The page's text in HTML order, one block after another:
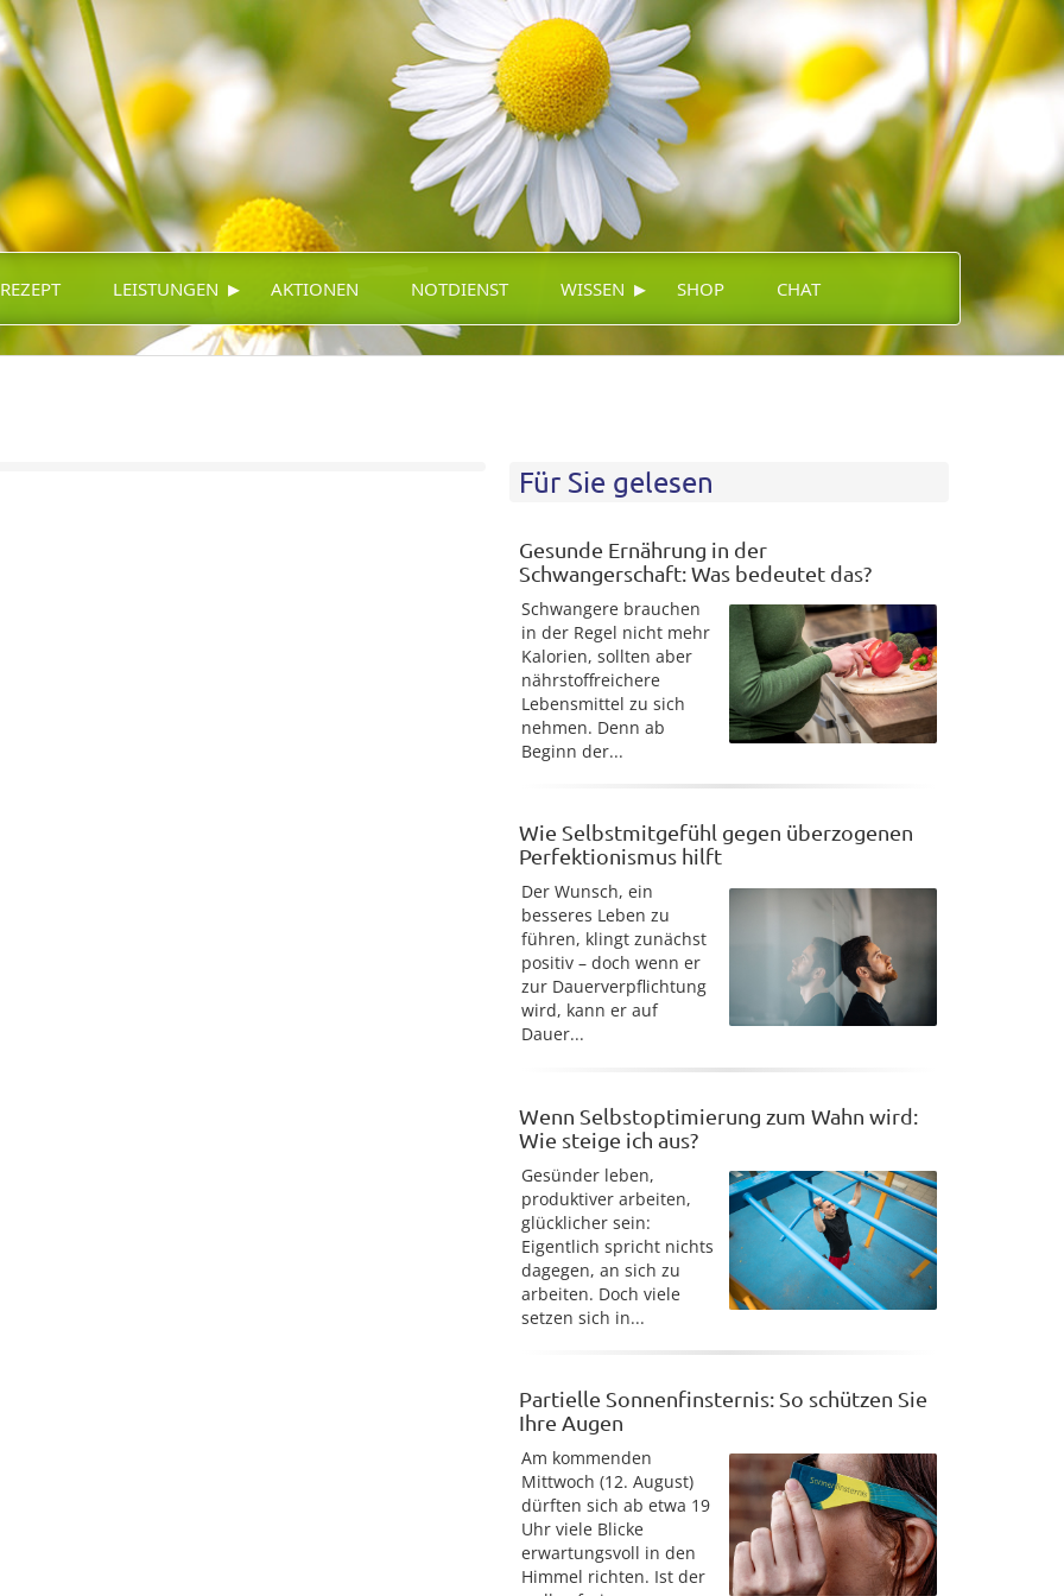
LEISTUNGEN ▸ AKTIONEN NOTDIENST WISSEN ▸ SHOP CHAT
Für Sie gelesen
Gesunde Ernährung in der
Schwangerschaft: Was bedeutet das?
Schwangere brauchen
in der Regel nicht mehr
Kalorien, sollten aber
nährstoffreichere
Lebensmittel zu sich
nehmen. Denn ab
Beginn der...
Wie Selbstmitgefühl gegen überzogenen
Perfektionismus hilft
Der Wunsch, ein
besseres Leben zu
führen, klingt zunächst
positiv – doch wenn er
zur Dauerverpflichtung
wird, kann er auf
Dauer...
Wenn Selbstoptimierung zum Wahn wird:
Wie steige ich aus?
Gesünder leben,
produktiver arbeiten,
glücklicher sein:
Eigentlich spricht nichts
dagegen, an sich zu
arbeiten. Doch viele
setzen sich in...
Partielle Sonnenfinsternis: So schützen Sie
Ihre Augen
Am kommenden
Mittwoch (12. August)
dürften sich ab etwa 19
Uhr viele Blicke
erwartungsvoll in den
Himmel richten. Ist der